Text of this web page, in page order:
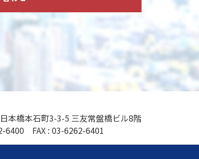
本橋本石町3-3-5 三友常盤橋ビル8階
6400 FAX : 03-6262-6401